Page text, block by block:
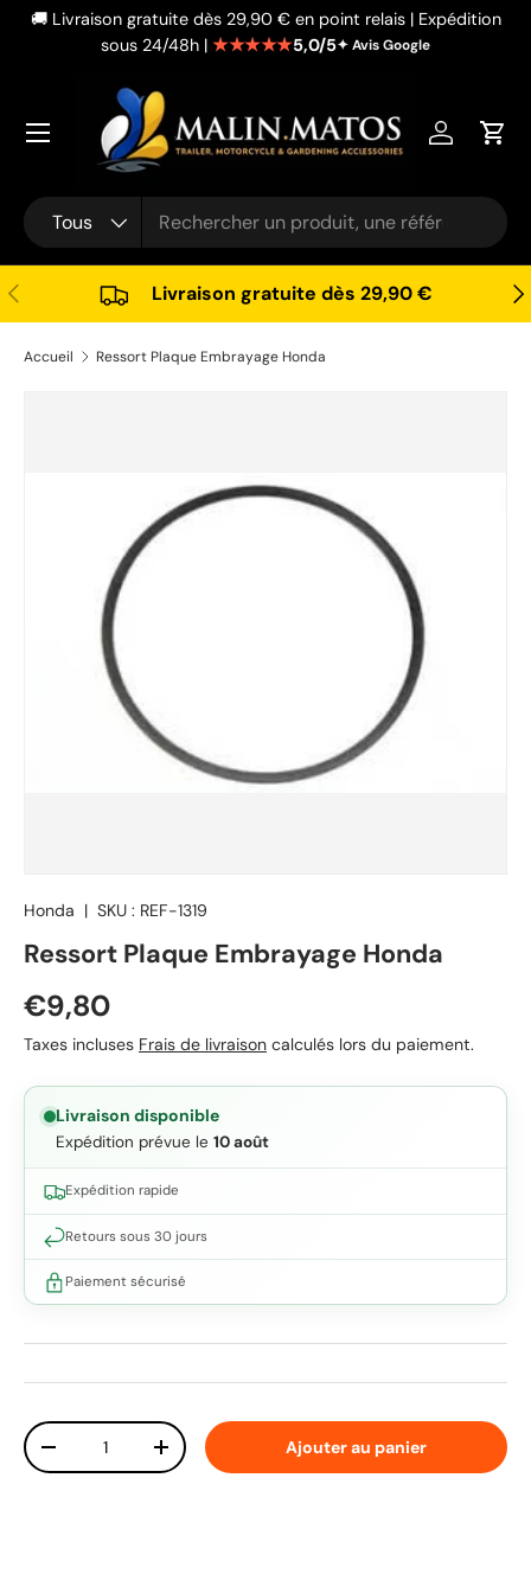
Aller au contenu
🚚 Livraison gratuite dès 29,90 € en point relais | Expédition
sous 24/48h | ★★★★★5,0/5✦ Avis Google
Recherche
Type de produit
Tous
Se
Précédent Livraison gratuite dès 29,90 €
Accueil Ressort Plaque Embrayage Honda
Honda | SKU : REF-1319
Ressort Plaque Embrayage Honda
Prix habituel
€9,80
Taxes incluses Frais de livraison calculés lors du paiement.
Livraison disponible
Expédition prévue le 10 août
Expédition rapide
Retours sous 30 jours
Paiement sécurisé
Qté
Diminuer la quantitéAugmenter la quantitéAjouter au panier